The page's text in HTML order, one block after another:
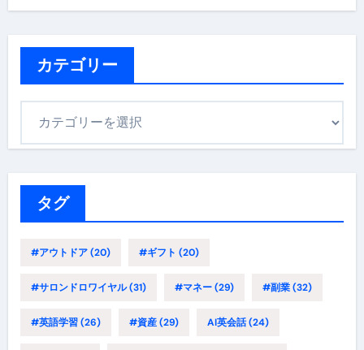
カテゴリー
タグ
#アウトドア(20) #ギフト (20)
#サロンドロワイヤル(31) #マネー(29) #副業(32)
#英語学習(26) #資産(29) AI英会話(24)